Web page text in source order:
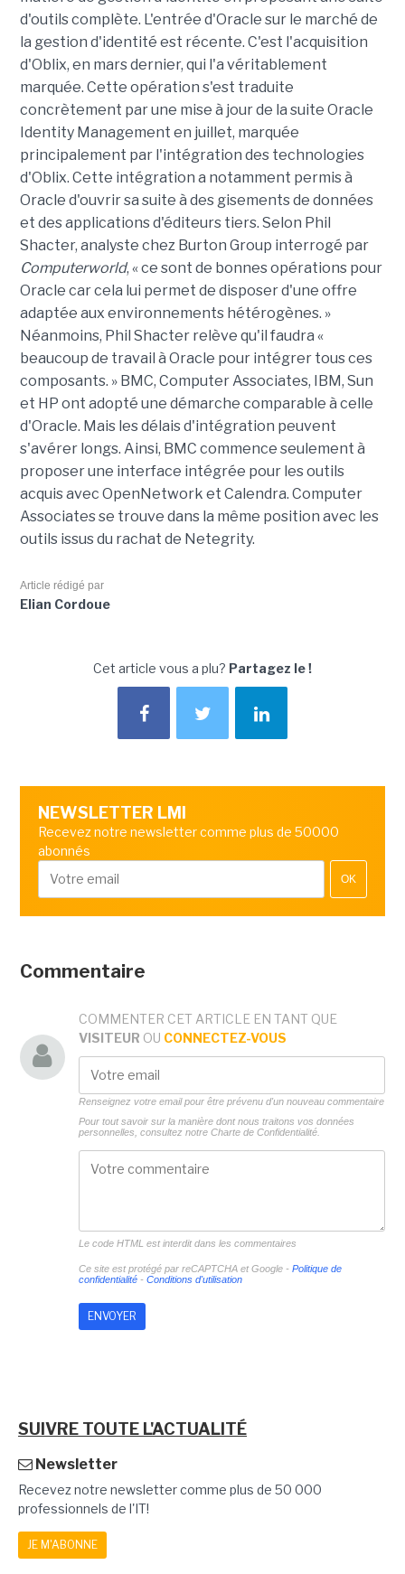
d'outils complète. L'entrée d'Oracle sur le marché de
la gestion d'identité est récente. C'est l'acquisition
d'Oblix, en mars dernier, qui l'a véritablement
marquée. Cette opération s'est traduite
concrètement par une mise à jour de la suite Oracle
Identity Management en juillet, marquée
principalement par l'intégration des technologies
d'Oblix. Cette intégration a notamment permis à
Oracle d'ouvrir sa suite à des gisements de données
et des applications d'éditeurs tiers. Selon Phil
Shacter, analyste chez Burton Group interrogé par
Computerworld, « ce sont de bonnes opérations pour
Oracle car cela lui permet de disposer d'une offre
adaptée aux environnements hétérogènes. »
Néanmoins, Phil Shacter relève qu'il faudra «
beaucoup de travail à Oracle pour intégrer tous ces
composants. » BMC, Computer Associates, IBM, Sun
et HP ont adopté une démarche comparable à celle
d'Oracle. Mais les délais d'intégration peuvent
s'avérer longs. Ainsi, BMC commence seulement à
proposer une interface intégrée pour les outils
acquis avec OpenNetwork et Calendra. Computer
Associates se trouve dans la même position avec les
outils issus du rachat de Netegrity.
Article rédigé par
Elian Cordoue
Cet article vous a plu? Partagez le !
NEWSLETTER LMI
Recevez notre newsletter comme plus de 50000
abonnés
OK
Commentaire
COMMENTER CET ARTICLE EN TANT QUE
VISITEUR OU CONNECTEZ-VOUS
Renseignez votre email pour être prévenu d'un nouveau commentaire
Pour tout savoir sur la manière dont nous traitons vos données
personnelles, consultez notre Charte de Confidentialité.
Le code HTML est interdit dans les commentaires
Ce site est protégé par reCAPTCHA et Google - Politique de
confidentialité- Conditions d'utilisation
SUIVRE TOUTE L'ACTUALITÉ
Newsletter
Recevez notre newsletter comme plus de 50 000
professionnels de l'IT!
JE M'ABONNE